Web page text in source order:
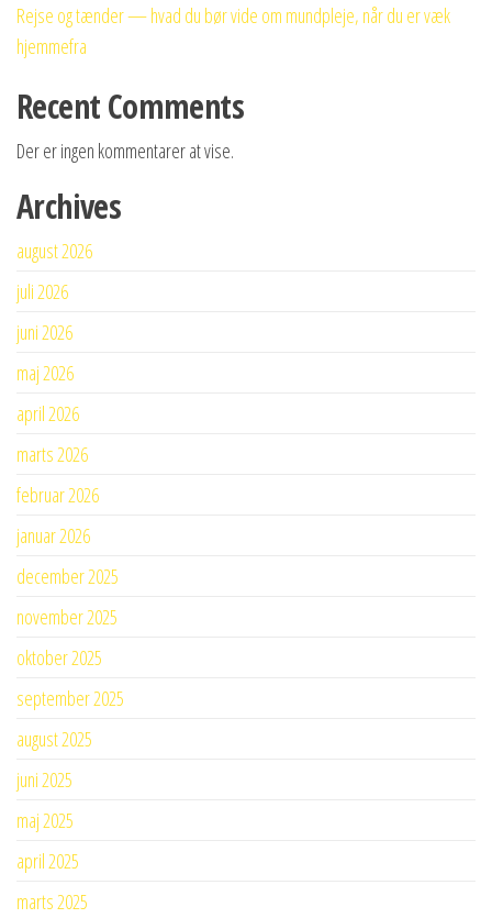
Rejse og tænder — hvad du bør vide om mundpleje, når du er væk
hjemmefra
Recent Comments
Der er ingen kommentarer at vise.
Archives
august 2026
juli 2026
juni 2026
maj 2026
april 2026
marts 2026
februar 2026
januar 2026
december 2025
november 2025
oktober 2025
september 2025
august 2025
juni 2025
maj 2025
april 2025
marts 2025